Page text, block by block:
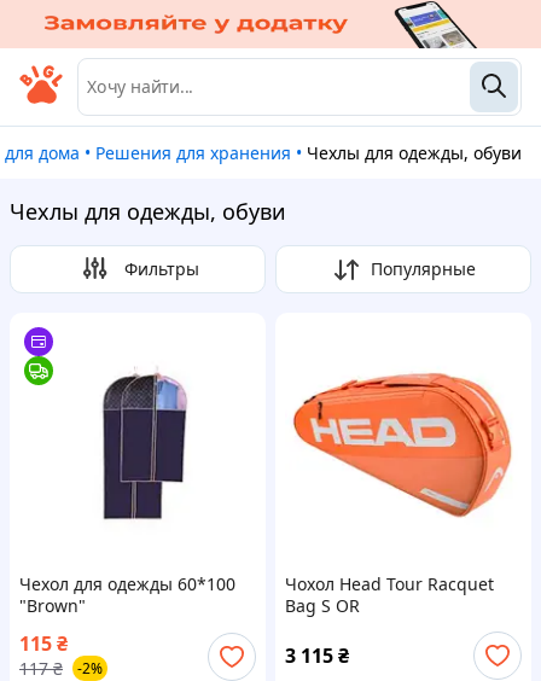
для дома • Решения для хранения • Чехлы для одежды, обуви
Чехлы для одежды, обуви
Фильтры Популярные
Чехол для одежды 60*100
"Brown"
115₴
117 ₴ -2%
Чохол Head Tour Racquet
Bag S OR
3 115₴